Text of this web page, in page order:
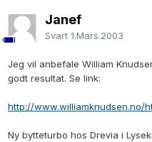
Janef
Svart 1.Mars.2003
Jeg vil anbefale William
godt resultat. Se link:
http://www.williamknudsen.no/
Ny bytteturbo hos Drevia i